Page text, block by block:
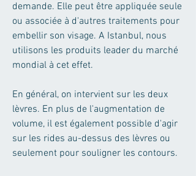
demande. Elle peut être appliquée seule
ou associée à d'autres traitements pour
embellir son visage. A Istanbul, nous
utilisons les produits leader du marché
mondial à cet effet.
En général, on intervient sur les deux
lèvres. En plus de l'augmentation de
volume, il est également possible d'agir
sur les rides au-dessus des lèvres ou
seulement pour souligner les contours.